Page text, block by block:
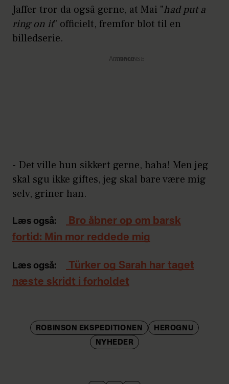
Jaffer tror da også gerne, at Mai "had put a
ring on it" officielt, fremfor blot til en
billedserie.
Annonce
- Det ville hun sikkert gerne, haha! Men jeg
skal sgu ikke giftes, jeg skal bare være mig
selv, griner han.
Læs også:
Bro åbner op om barsk
fortid: Min mor reddede mig
Læs også:
Türker og Sarah har taget
næste skridt i forholdet
ROBINSON EKSPEDITIONEN
HEROGNU
NYHEDER